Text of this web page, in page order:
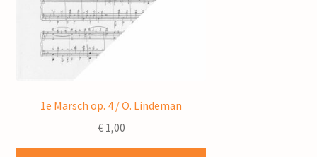
1e Marsch op. 4 / O. Lindeman
€1,00